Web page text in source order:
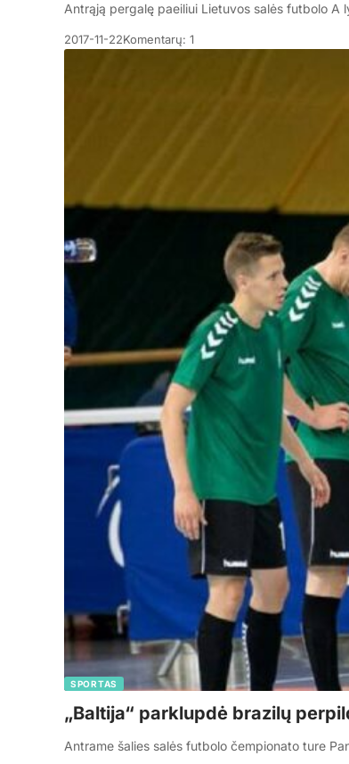
Antrąją pergalę paeiliui Lietuvos salės futbolo A
2017-11-22Komentarų: 1
SPORTAS
„Baltija“ parklupdė brazilų
Antrame šalies salės futbolo čempionato ture